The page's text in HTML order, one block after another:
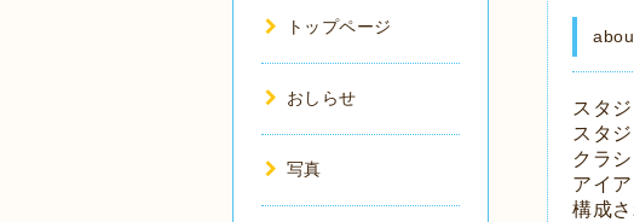
スタ
スタジ
クラ
アイ
構成さ
トップページ
おしらせ
写真